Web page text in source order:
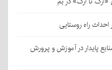
راه روستایی
پایدار در آموزش و پرورش